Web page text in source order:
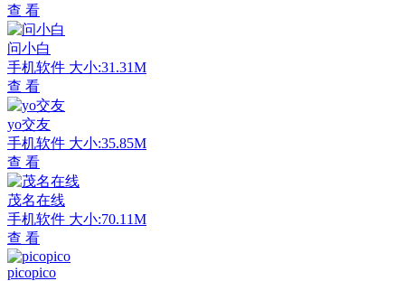
查 看
问小白
手机软件 大小:31.31M
查 看
yo交友
手机软件 大小:35.85M
查 看
茂名在线
手机软件 大小:70.11M
查 看
picopico